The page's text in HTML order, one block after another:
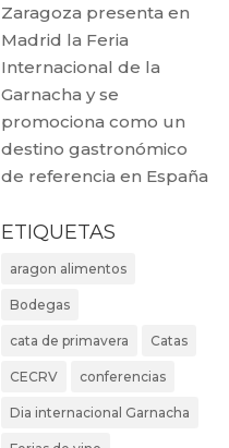
Zaragoza presenta en
Madrid la Feria
Internacional de la
Garnacha y se
promociona como un
destino gastronómico
de referencia en España
ETIQUETAS
aragon alimentos
Bodegas
cata de primavera Catas
CECRV conferencias
Dia internacional Garnacha